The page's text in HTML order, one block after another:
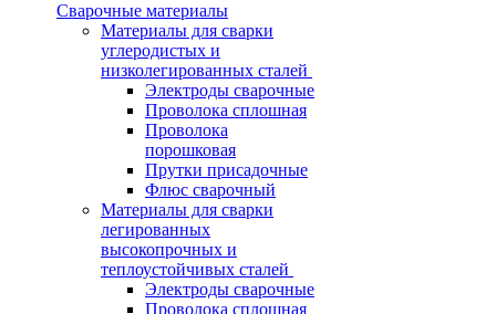
Сварочные материалы
Материалы для сварки
углеродистых и
низколегированных сталей
Электроды сварочные
Проволока сплошная
Проволока
порошковая
Прутки присадочные
Флюс сварочный
Материалы для сварки
легированных
высокопрочных и
теплоустойчивых сталей
Электроды сварочные
Проволока сплошная